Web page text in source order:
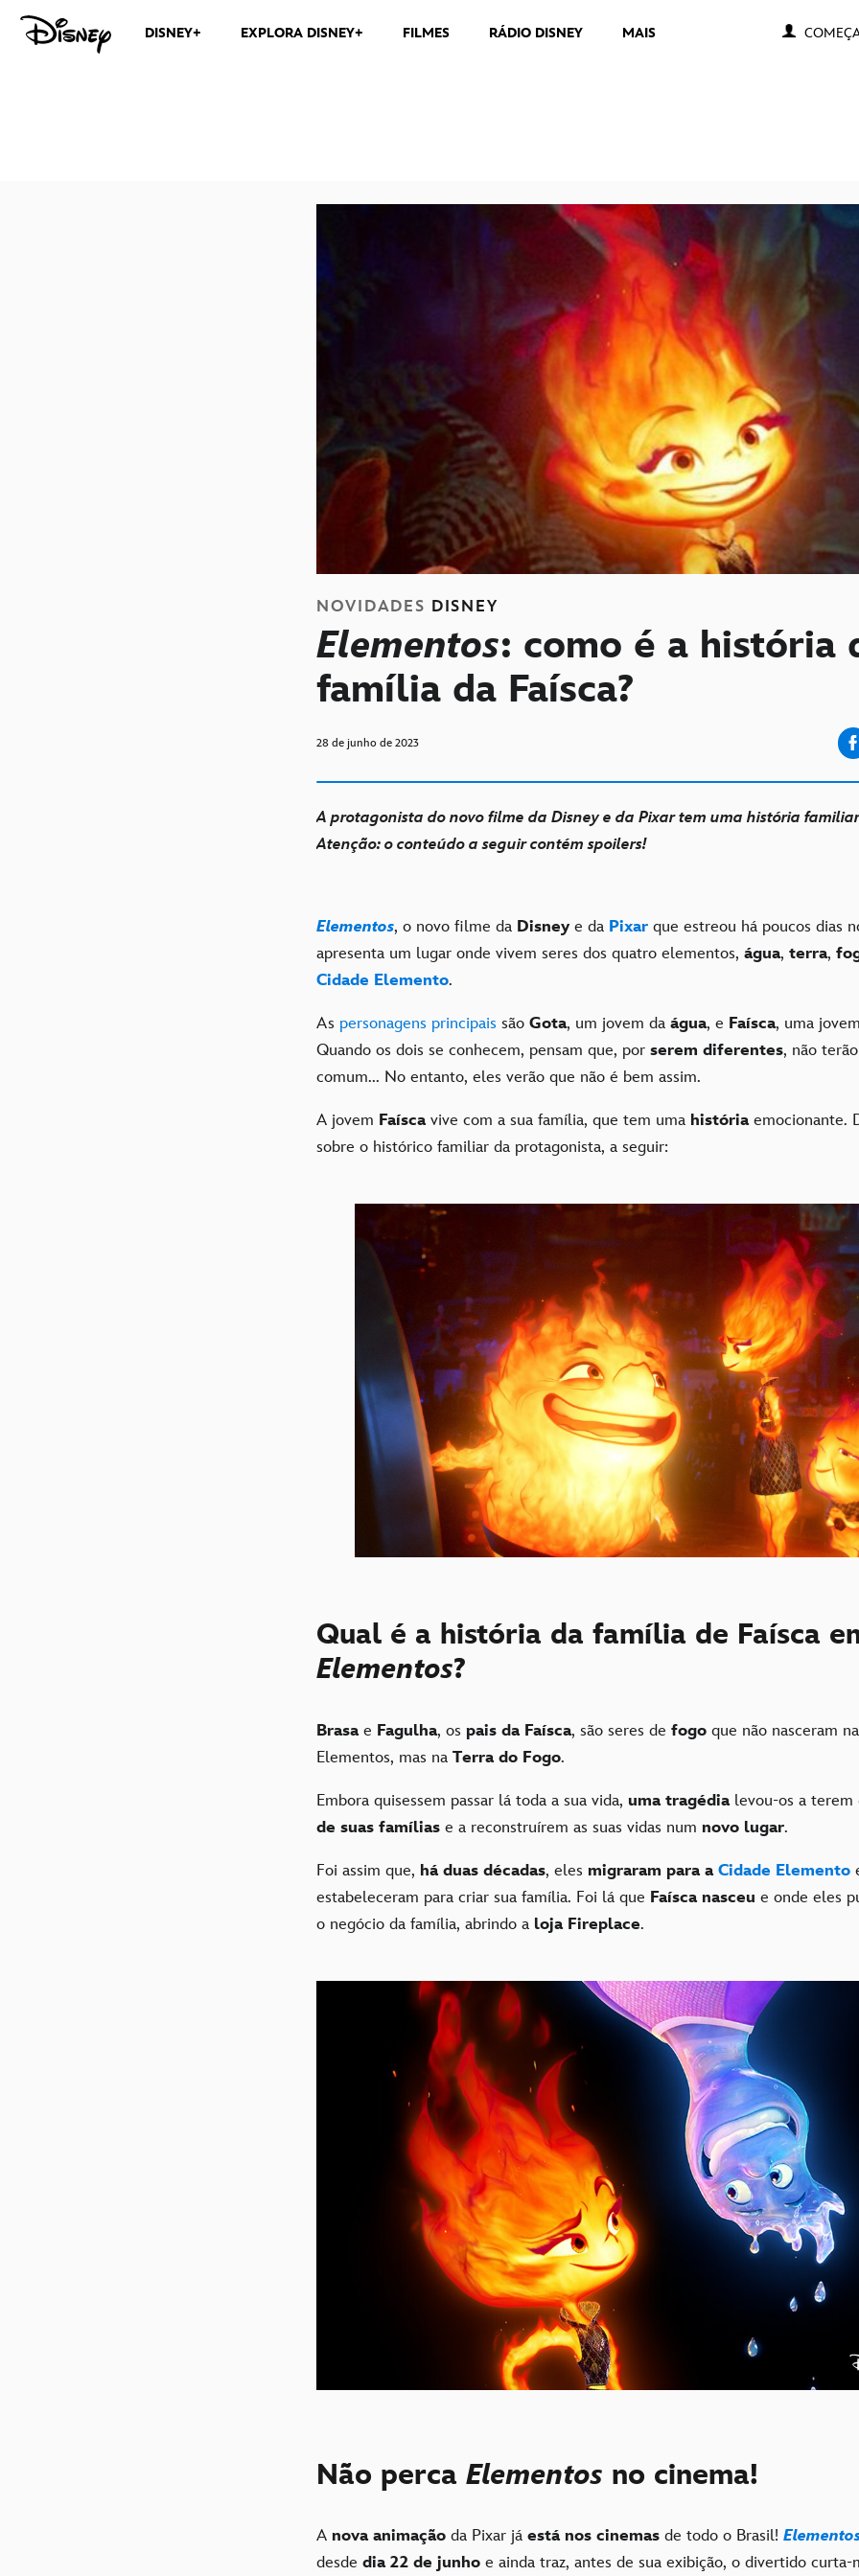
DISNEY+ EXPLORA DISNEY+ FILMES RÁDIO DISNEY MAIS
NOVIDADES DISNEY
Elementos: como é a história
família da Faísca?
28 de junho de 2023
A protagonista do novo filme da Disney e da Pixar tem uma história
Atenção: o conteúdo a seguir contém spoilers!
Elementos, o novo filme da Disney e da Pixar que estreou há poucos dias
apresenta um lugar onde vivem seres dos quatro elementos, água, terra,
Cidade Elemento.
As personagens principais são Gota, um jovem da água, e Faísca, uma
Quando os dois se conhecem, pensam que, por serem diferentes, não
comum... No entanto, eles verão que não é bem assim.
A jovem Faíscavive com a sua família, que tem uma históriaemocionante.
sobre o histórico familiar da protagonista, a seguir:
Qual é a história da família de Faísca
Elementos?
Brasae Fagulha, os pais da Faísca, são seres de fogo que não nasceram
Elementos, mas na Terra do Fogo.
Embora quisessem passar lá toda a sua vida, uma tragédialevou-os a terem
de suas famílias e a reconstruírem as suas vidas num novo lugar.
Foi assim que, há duas décadas, eles migraram para a Cidade Elemento
estabeleceram para criar sua família. Foi lá que Faísca nasceu e onde eles
o negócio da família, abrindo a loja Fireplace.
Não perca Elementos no cinema!
A nova animação da Pixar já está nos cinemas de todo o Brasil!
desde dia 22 de junho e ainda traz, antes de sua exibição, o divertido